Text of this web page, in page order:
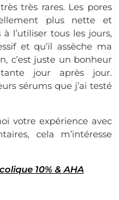
très rares. Les pores
plus nette et
l’utiliser tous les jours,
et qu’il assèche ma
c’est juste un bonheur
jour après jour.
sérums que j’ai testé
votre expérience avec
cela m’intéresse
10% & AHA